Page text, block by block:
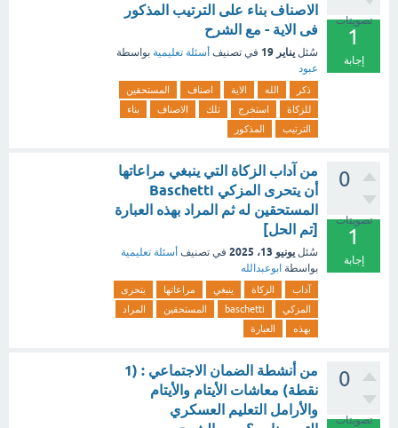
تصويتات
1
إجابة
الاصناف بناء على الترتيب المذكور
فى الاية - مع الشرح
سُئل يناير 19 في تصنيف أسئلة تعليمية بواسطة
عبود
ذكر الله الاية اصناف
المستحقين
للزكاة
استخرج تلك الاصناف
بناء
الترتيب
المذكور
0
تصويتات
1
إجابة
‏من آداب الزكاة التي ينبغي مراعاتها
أن يتحرى المزكي Baschetti
المستحقين له ثم المراد بهذه العبارة
[تم الحل]
سُئل يونيو 13، 2025 في تصنيف أسئلة تعليمية
بواسطة ابوعبدالله
آداب الزكاة ينبغي مراعاتها
يتحرى
المزكي
baschetti المستحقين
المراد
بهذه
العبارة
0
تصويتات
من أنشطة الضمان الاجتماعي : (1
نقطة) معاشات الأيتام والأيتام
والأرامل التعليم العسكري